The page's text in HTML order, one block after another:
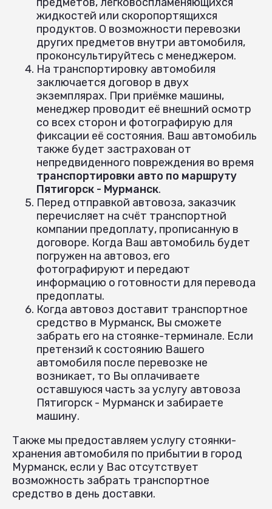
жидкостей или скоропортящихся
продуктов. О возможности перевозки
других предметов внутри автомобиля,
проконсультируйтесь с менеджером.
На транспортировку автомобиля
заключается договор в двух
экземплярах. При приёмке машины,
менеджер проводит её внешний осмотр
со всех сторон и фотографирую для
фиксации её состояния. Ваш автомобиль
также будет застрахован от
непредвиденного повреждения во время
транспортировки авто по маршруту
Пятигорск - Мурманск.
Перед отправкой автовоза, заказчик
перечисляет на счёт транспортной
компании предоплату, прописанную в
договоре. Когда Ваш автомобиль будет
погружен на автовоз, его
фотографируют и передают
информацию о готовности для перевода
предоплаты.
Когда автовоз доставит транспортное
средство в Мурманск, Вы сможете
забрать его на стоянке-терминале. Если
претензий к состоянию Вашего
автомобиля после перевозке не
возникает, то Вы оплачиваете
оставшуюся часть за услугу автовоза
Пятигорск - Мурманск и забираете
машину.
Также мы предоставляем услугу стоянки-
хранения автомобиля по прибытии в город
Мурманск, если у Вас отсутствует
возможность забрать транспортное
средство в день доставки.